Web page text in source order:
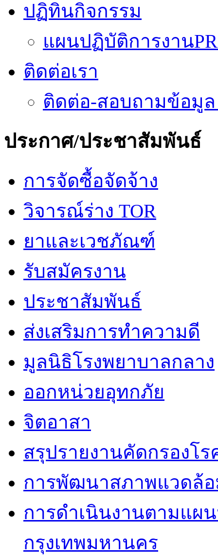
ปฏิทินกิจกรรม
แผนปฏิบัติการงาน
ติดต่อเรา
ติดต่อ-สอบถามข้อมูล
ประกาศ/ประชาสัมพันธ์
การจัดซื้อจัดจ้าง
วิจารณ์ร่าง TOR
ยาและเวชภัณฑ์
รับสมัครงาน
ประชาสัมพันธ์
ส่งเสริมการทำความดี
มูลนิธิโรงพยาบาลกลาง
ออกหน่วยอุทกภัย
จิตอาสา
สรุปรายงานคัดกรองโ
การพัฒนาสภาพแวดล้อ
การดำเนินงานตามแผ
กรุงเทพมหานคร